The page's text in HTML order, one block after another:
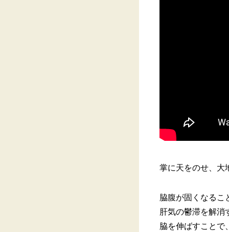
掌に天をのせ、大
脇腹が固くなるこ
肝気の鬱滞を解消
脇を伸ばすことで